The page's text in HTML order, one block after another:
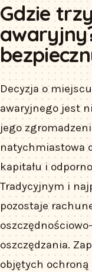
Gdzie
Decyzja o
awaryjnego jest
jego
natychmiastowa
kapitału i
Tradycyjnym i
pozostaje
oszczędzania.
objętych